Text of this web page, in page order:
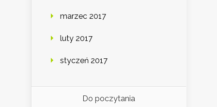
marzec 2017
luty 2017
styczeń 2017
Do poczytania